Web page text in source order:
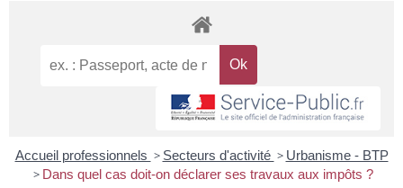
Accueil professionnels > Secteurs d'activité > Urbanisme - BTP
> Dans quel cas doit-on déclarer ses travaux aux impôts ?